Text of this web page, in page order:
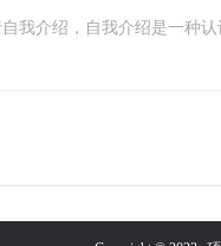
我介绍，自我介绍是一种